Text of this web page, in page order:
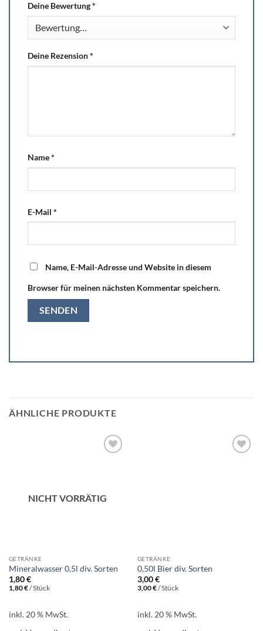
Deine Bewertung*
Deine Rezension*
Name*
E-Mail *
Name, E-Mail-Adresse und Website in diesem
Browser für meinen nächsten Kommentar speichern.
ÄHNLICHE PRODUKTE
NICHT VORRÄTIG
GETRÄNKE
Mineralwasser 0,5l div. Sorten
1,80€
1,80€/Stück
inkl. 20 % MwSt.
GETRÄNKE
0,50l Bier div. Sorten
3,00€
3,00€/Stück
inkl. 20 % MwSt.